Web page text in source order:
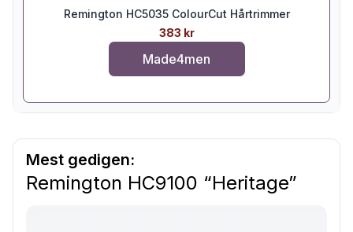
Remington HC5035 ColourCut Hårtrimmer
383 kr
Made4men
Mest gedigen:
Remington HC9100 “Heritage”